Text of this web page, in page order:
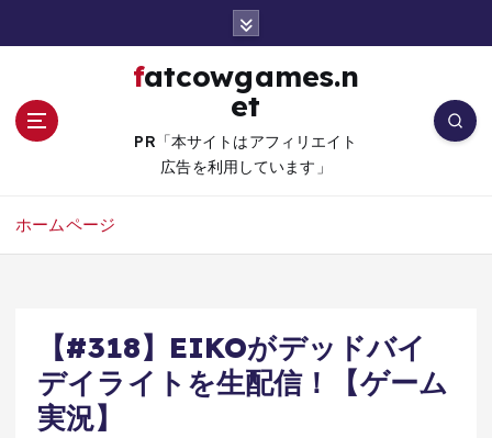
fatcowgames.n
et
PR「本サイトはアフィリエイト
広告を利用しています」
ホームページ
【#318】EIKOがデッドバイ
デイライトを生配信！【ゲーム
実況】